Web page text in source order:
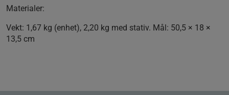
Materialer:
Vekt: 1,67 kg (enhet), 2,20 kg med stativ. Mål: 50,5 × 18 ×
13,5 cm